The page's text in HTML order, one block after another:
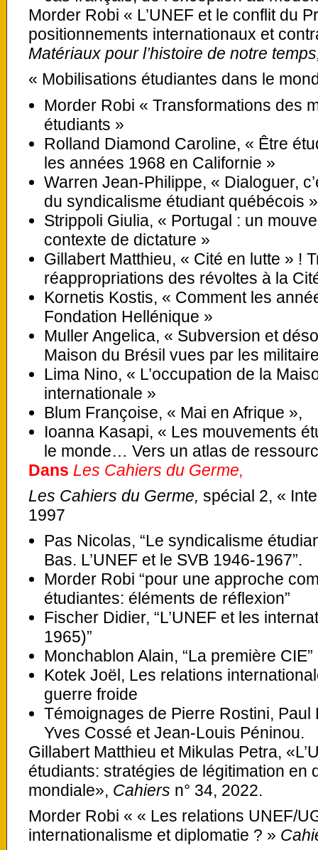
Morder Robi « L’UNEF et le conflit du
positionnements internationaux et
Matériaux pour l’histoire de notre
« Mobilisations étudiantes dans le
Morder Robi « Transformations des
étudiants »
Rolland Diamond Caroline, « Être
les années 1968 en Californie »
Warren Jean-Philippe, « Dialoguer,
du syndicalisme étudiant québécois »
Strippoli Giulia, « Portugal : un
contexte de dictature »
Gillabert Matthieu, « Cité en lutte » !
réappropriations des révoltes à la
Kornetis Kostis, « Comment les
Fondation Hellénique »
Muller Angelica, « Subversion et
Maison du Brésil vues par les
Lima Nino, « L’occupation de la
internationale »
Blum Françoise, « Mai en Afrique »,
Ioanna Kasapi, « Les mouvements
le monde… Vers un atlas de
Dans Les Cahiers du Germe,
Les Cahiers du Germe, spécial 2, «
1997
Pas Nicolas, “Le syndicalisme
Bas. L’UNEF et le SVB 1946-1967”.
Morder Robi “pour une approche
étudiantes: éléments de réflexion”
Fischer Didier, “L’UNEF et les
1965)”
Monchablon Alain, “La première
Kotek Joël, Les relations
guerre froide
Témoignages de Pierre Rostini,
Yves Cossé et Jean-Louis Péninou.
Gillabert Matthieu et Mikulas Petra,
étudiants: stratégies de légitimation en
mondiale», Cahiers n° 34, 2022.
Morder Robi « « Les relations UNEF/
internationalisme et diplomatie ? »